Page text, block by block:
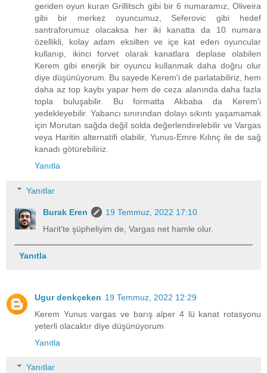
geriden oyun kuran Grillitsch gibi bir 6 numaramız, Oliveira
gibi bir merkez oyuncumuz, Seferovic gibi hedef
santraforumuz olacaksa her iki kanatta da 10 numara
özellikli, kolay adam eksilten ve içe kat eden oyuncular
kullanıp, ikinci forvet olarak kanatlara deplase olabilen
Kerem gibi enerjik bir oyuncu kullanmak daha doğru olur
diye düşünüyorum. Bu sayede Kerem'i de parlatabiliriz, hem
daha az top kaybı yapar hem de ceza alanında daha fazla
topla buluşabilir. Bu formatta Akbaba da Kerem'i
yedekleyebilir. Yabancı sınırından dolayı sıkıntı yaşamamak
için Morutan sağda değil solda değerlendirelebilir ve Vargas
veya Haritin alternatifi olabilir, Yunus-Emre Kılınç ile de sağ
kanadı götürebiliriz.
Yanıtla
Yanıtlar
Burak Eren
19 Temmuz, 2022 17:10
Harit'te şüpheliyim de, Vargas net hamle olur.
Yanıtla
Ugur denkçeken 19 Temmuz, 2022 12:29
Kerem Yunus vargas ve barış alper 4 lü kanat rotasyonu
yeterli olacaktır diye düşünüyorum
Yanıtla
Yanıtlar